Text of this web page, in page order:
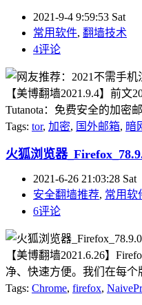
2021-9-4 9:59:53 Sat
常用软件, 翻墙技术
4评论
【美博翻墙2021.9.4】前
Tutanota：免费安全的加密
Tags: tor, 加密, 国外邮箱, 暗
火狐浏览器
2021-6-26 21:03:28 Sat
安全翻墙推荐, 常用软
6评论
【美博翻墙2021.6.26】
净、快速方便。我们在每
Tags: Chrome, firefox,